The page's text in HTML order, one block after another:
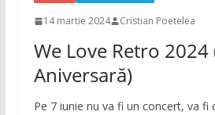
14 martie 2024 Cristian Poetelea
We Love Retro 2024
Aniversară)
Pe 7 iunie nu va fi un concert, va fi